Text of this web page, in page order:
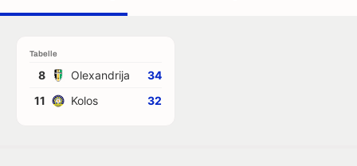
Tabelle
8 Olexandrija
34
11
Kolos 32